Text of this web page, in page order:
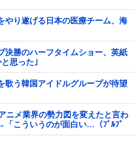
やり遂げる日本の医療チーム、海
決勝のハーフタイムショー、英紙
思った｣
歌う韓国アイドルグループが待望
ニメ業界の勢力図を変えたと言わ
こういうのが面白い…（ﾌﾞﾙﾌﾞ